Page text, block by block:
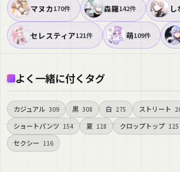
マヌカ170件 森羅142件 し
セレスティア121件 萌109件
よく一緒に付くタグ
カジュアル 309 黒 308 白 275 ストリート
ショートパンツ 154 夏 128 クロップトップ 125
セクシー 116